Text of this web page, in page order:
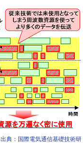
出典：国際電気通信基礎技術研